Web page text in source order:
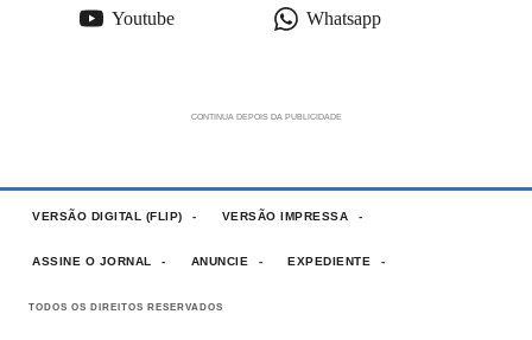
Youtube Whatsapp
VERSÃO DIGITAL (FLIP) VERSÃO IMPRESSA
ASSINE O JORNAL ANUNCIE EXPEDIENTE
TODOS OS DIREITOS RESERVADOS